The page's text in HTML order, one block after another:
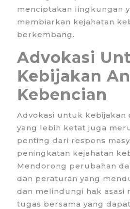
menciptakan lingkungan
membiarkan kejahatan
berkembang.
Advokasi
Kebijakan
Kebencian
Advokasi untuk kebijakan
yang lebih ketat juga
penting dari respons
peningkatan kejahatan
Mendorong perubahan
dan peraturan yang
dan melindungi hak asasi
tugas bersama yang